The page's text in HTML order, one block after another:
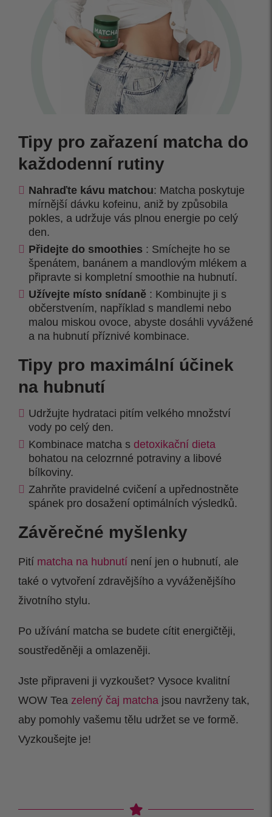
Tipy pro zařazení matcha do
každodenní rutiny
Nahraďte kávu matchou: Matcha poskytuje
mírnější dávku kofeinu, aniž by způsobila
pokles, a udržuje vás plnou energie po celý
den.
Přidejte do smoothies : Smíchejte ho se
špenátem, banánem a mandlovým mlékem a
připravte si kompletní smoothie na hubnutí.
Užívejte místo snídaně : Kombinujte ji s
občerstvením, například s mandlemi nebo
malou miskou ovoce, abyste dosáhli vyvážené
a na hubnutí příznivé kombinace.
Tipy pro maximální účinek
na hubnutí
Udržujte hydrataci pitím velkého množství
vody po celý den.
Kombinace matcha s detoxikační dieta
bohatou na celozrnné potraviny a libové
bílkoviny.
Zahrňte pravidelné cvičení a upřednostněte
spánek pro dosažení optimálních výsledků.
Závěrečné myšlenky
Pití matcha na hubnutí není jen o hubnutí, ale
také o vytvoření zdravějšího a vyváženějšího
životního stylu.
Po užívání matcha se budete cítit energičtěji,
soustředěněji a omlazeněji.
Jste připraveni ji vyzkoušet? Vysoce kvalitní
WOW Tea zelený čaj matcha jsou navrženy tak,
aby pomohly vašemu tělu udržet se ve formě.
Vyzkoušejte je!